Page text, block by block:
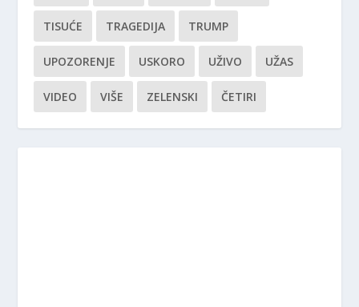
TISUĆE TRAGEDIJA TRUMP
UPOZORENJE USKORO UŽIVO UŽAS
VIDEO VIŠE ZELENSKI ČETIRI